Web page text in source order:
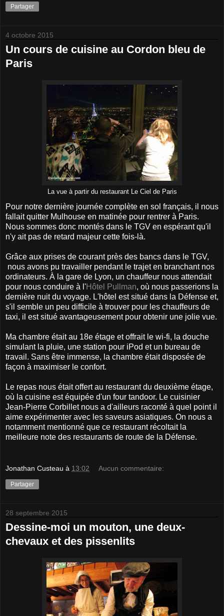
Partager
4 octobre 2015
Un cours de cuisine au Cordon bleu de
Paris
La vue à partir du restaurant Le Ciel de Paris
Pour notre dernière journée complète en sol français, il nous
fallait quitter Mulhouse en matinée pour rentrer à Paris.
Nous sommes donc montés dans le TGV en espérant qu'il
n'y ait pas de retard majeur cette fois-là.
Grâce aux prises de courant près des bancs dans le TGV,
nous avons pu travailler pendant le trajet en branchant nos
ordinateurs. À la gare de Lyon, un chauffeur nous attendait
pour nous conduire à l'Hôtel Pullman, où nous passerions la
dernière nuit du voyage. L'hôtel est situé dans la Défense et,
s'il semble un peu difficile à trouver pour les chauffeurs de
taxi, il est situé avantageusement pour obtenir une jolie vue.
Ma chambre était au 18e étage et offrait le wi-fi, la douche
simulant la pluie, une station pour iPod et un bureau de
travail. Sans être immense, la chambre était disposée de
façon à maximiser le confort.
Le repas nous était offert au restaurant du deuxième étage,
où la cuisine est équipée d'un four tandoor. Le cuisinier
Jean-Pierre Corbillet nous a d'ailleurs raconté à quel point il
aime expérimenter avec les saveurs asiatiques. On nous a
notamment mentionné que ce restaurant récoltait la
meilleure note des restaurants de route de la Défense.
Jonathan Custeau à 13:02 Aucun commentaire:
Partager
28 septembre 2015
Dessine-moi un mouton, une deux-
chevaux et des pissenlits